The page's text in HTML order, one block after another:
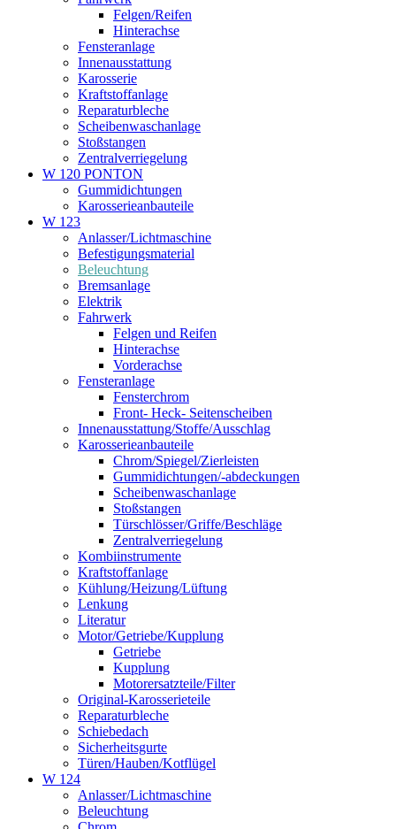
Felgen/Reifen
Hinterachse
Fensteranlage
Innenausstattung
Karosserie
Kraftstoffanlage
Reparaturbleche
Scheibenwaschanlage
Stoßstangen
Zentralverriegelung
W 120 PONTON
Gummidichtungen
Karosserieanbauteile
W 123
Anlasser/Lichtmaschine
Befestigungsmaterial
Beleuchtung
Bremsanlage
Elektrik
Fahrwerk
Felgen und Reifen
Hinterachse
Vorderachse
Fensteranlage
Fensterchrom
Front- Heck- Seitenscheiben
Innenausstattung/Stoffe/Ausschlag
Karosserieanbauteile
Chrom/Spiegel/Zierleisten
Gummidichtungen/-abdeckungen
Scheibenwaschanlage
Stoßstangen
Türschlösser/Griffe/Beschläge
Zentralverriegelung
Kombiinstrumente
Kraftstoffanlage
Kühlung/Heizung/Lüftung
Lenkung
Literatur
Motor/Getriebe/Kupplung
Getriebe
Kupplung
Motorersatzteile/Filter
Original-Karosserieteile
Reparaturbleche
Schiebedach
Sicherheitsgurte
Türen/Hauben/Kotflügel
W 124
Anlasser/Lichtmaschine
Beleuchtung